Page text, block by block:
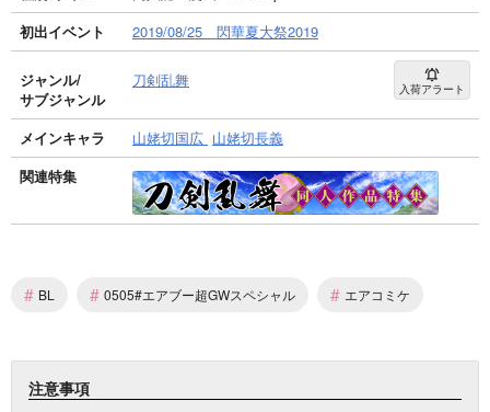
初出イベント
2019/08/25 閃華夏大祭2019
ジャンル/
サブジャンル
刀剣乱舞 入荷アラート
メインキャラ 山姥切国広 山姥切長義
関連特集
# BL # 0505#エアブー超GWスペシャル # エアコミケ
注意事項